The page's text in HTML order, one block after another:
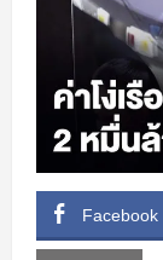
Facebook